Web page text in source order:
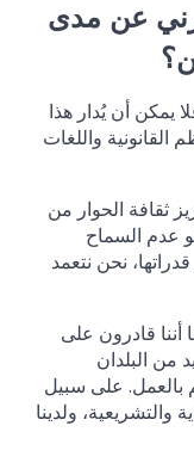
عن مدى
يمكن أن يُدار هذا
القانونية واللغات
ثقافة الحوار من
عدم السماح
نحن نتعمد
أننا قادرون على
من البلدان
بالعمل. على سبيل
والتشريعية، ولدينا